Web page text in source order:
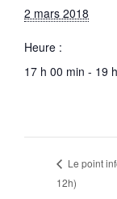
2 mars 2018
Heure :
17 h 00 min - 19
Le point
12h)